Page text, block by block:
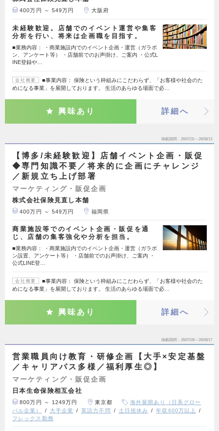
400万円 ～ 549万円 大阪府
未経験歓迎。店舗でのイベント運営や集客
分析を行い、将来は企画職を目指す。
■業務内容： ・商業施設内でのイベント企画・運営（ガラポ
ン、アンケート等） ・店舗前でのお声掛け、ご案内 ・公式L
INE登録や…
会社概要
■事業内容： 保険という枠組みにこだわらず、「お客様や社会のた
めになる事業」を展開しております。 生活のあらゆる場面で必…
興味あり 詳細へ
掲載期間 26/07/31～26/08/13
【博多/未経験歓迎】店舗イベント企画・販促
◆専門知識不要／将来的に企画にチャレンジ
／新規立ち上げ部署
マーケティング・販促企画
株式会社保険見直し本舗
400万円 ～ 549万円 福岡県
商業施設等でのイベント企画・販促を通
じ、店舗の集客強化や分析を担当。
■業務内容： ・商業施設内でのイベント企画・運営（ガラポ
ン設置、アンケート等） ・店舗前でのお声掛け、ご案内 ・
公式LINE登…
会社概要
■事業内容： 保険という枠組みにこだわらず、「お客様や社会のた
めになる事業」を展開しております。 生活のあらゆる場面で必…
興味あり 詳細へ
掲載期間 26/07/28～26/08/17
営業職員向け教育・研修企画【大手×安定基盤
／キャリアパス多様／福利厚生◎】
マーケティング・販促企画
日本生命保険相互会社
800万円 ～ 1249万円 東京都
海外展開あり（日系グロー
バル企業）
大手企業 英語力不問 土日祝休み
年収600万以上
フレックス勤務